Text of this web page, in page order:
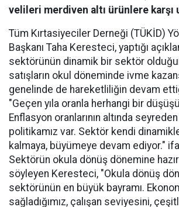
velileri merdiven altı ürünlere karşı
Tüm Kırtasiyeciler Derneği (TÜKİD)
Başkanı Taha Keresteci, yaptığı
sektörünün dinamik bir sektör
satışların okul döneminde ivme
genelinde de hareketliliğin devam
"Geçen yıla oranla herhangi bir
Enflasyon oranlarının altında
politikamız var. Sektör kendi
kalmaya, büyümeye devam ediyor."
Sektörün okula dönüş dönemine
söyleyen Keresteci, "Okula dönüş
sektörünün en büyük bayramı.
sağladığımız, çalışan seviyesini,